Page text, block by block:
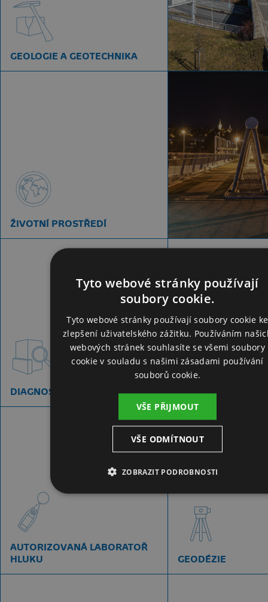
GEOLOGIE A GEOTECHNIKA
ŽIVOTNÍ PROSTŘEDÍ
DIAGNOSTIKA STAVEB
INŽENÝRSKÁ
A
AUTORIZOVANÁ LABORATOŘ
HLUKU
GEODÉZIE
Tyto webové stránky používají
soubory cookie.
Tyto webové stránky používají soubory cookie ke
zlepšení uživatelského zážitku. Používáním
webových stránek souhlasíte se všemi soubory
cookie v souladu s našimi zásadami používání
souborů cookie.
VŠE PŘIJMOUT
VŠE ODMÍTNOUT
ZOBRAZIT PODROBNOSTI